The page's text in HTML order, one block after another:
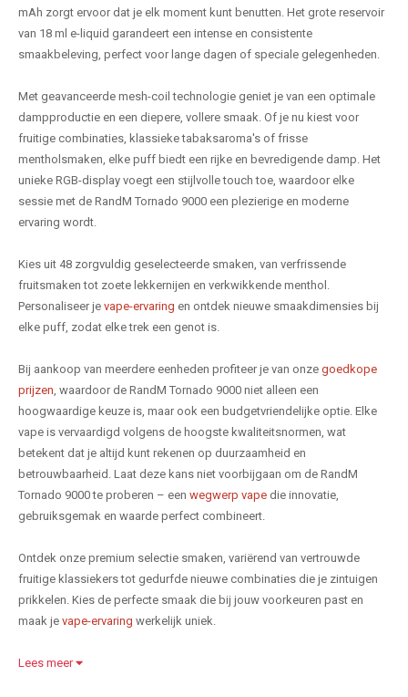
mAh zorgt ervoor dat je elk moment kunt benutten. Het grote reservoir
van 18 ml e-liquid garandeert een intense en consistente
smaakbeleving, perfect voor lange dagen of speciale gelegenheden.
Met geavanceerde mesh-coil technologie geniet je van een optimale
dampproductie en een diepere, vollere smaak. Of je nu kiest voor
fruitige combinaties, klassieke tabaksaroma's of frisse
mentholsmaken, elke puff biedt een rijke en bevredigende damp. Het
unieke RGB-display voegt een stijlvolle touch toe, waardoor elke
sessie met de RandM Tornado 9000 een plezierige en moderne
ervaring wordt.
Kies uit 48 zorgvuldig geselecteerde smaken, van verfrissende
fruitsmaken tot zoete lekkernijen en verkwikkende menthol.
Personaliseer je vape-ervaring en ontdek nieuwe smaakdimensies bij
elke puff, zodat elke trek een genot is.
Bij aankoop van meerdere eenheden profiteer je van onze goedkope
prijzen , waardoor de RandM Tornado 9000 niet alleen een
hoogwaardige keuze is, maar ook een budgetvriendelijke optie. Elke
vape is vervaardigd volgens de hoogste kwaliteitsnormen, wat
betekent dat je altijd kunt rekenen op duurzaamheid en
betrouwbaarheid. Laat deze kans niet voorbijgaan om de RandM
Tornado 9000 te proberen – een wegwerp vape die innovatie,
gebruiksgemak en waarde perfect combineert.
Ontdek onze premium selectie smaken, variërend van vertrouwde
fruitige klassiekers tot gedurfde nieuwe combinaties die je zintuigen
prikkelen. Kies de perfecte smaak die bij jouw voorkeuren past en
maak je vape-ervaring werkelijk uniek.
Lees meer